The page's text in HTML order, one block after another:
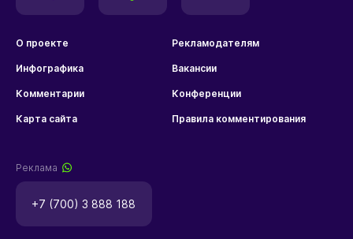
О проекте Рекламодателям
Инфографика Вакансии
Комментарии Конференции
Карта сайта Правила комментирования
Реклама
+7 (700) 3 888 188